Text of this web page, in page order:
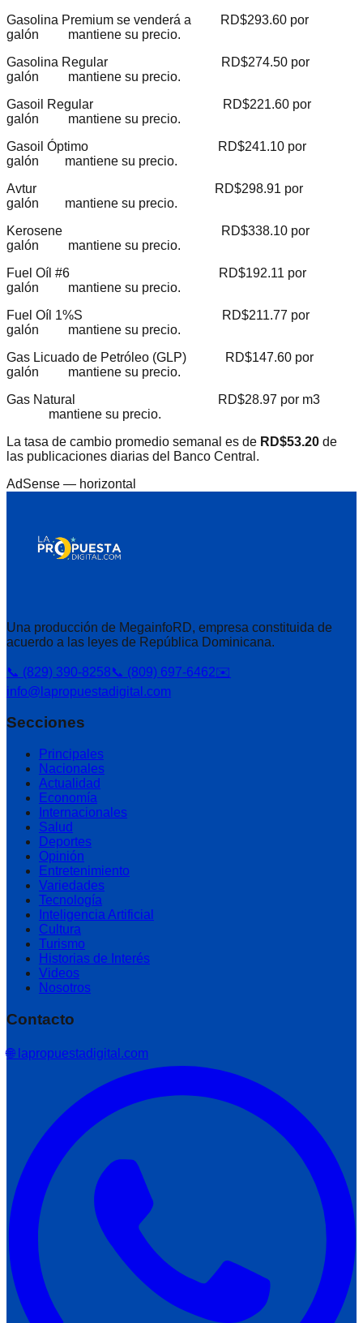
Gasolina Premium se venderá a RD$293.60 por
galón mantiene su precio.
Gasolina Regular RD$274.50 por
galón mantiene su precio.
Gasoil Regular RD$221.60 por
galón mantiene su precio.
Gasoil Óptimo RD$241.10 por
galón mantiene su precio.
Avtur RD$298.91 por
galón mantiene su precio.
Kerosene RD$338.10 por
galón mantiene su precio.
Fuel Oíl #6 RD$192.11 por
galón
mantiene su precio.
Fuel Oíl 1%S RD$211.77 por
galón mantiene su precio.
Gas Licuado de Petróleo (GLP) RD$147.60 por
galón mantiene su precio.
Gas Natural RD$28.97 por m3
mantiene su precio.
La tasa de cambio promedio semanal es de RD$53.20 de
las publicaciones diarias del Banco Central.
AdSense — horizontal
Una producción de MegainfoRD, empresa constituida de
acuerdo a las leyes de República Dominicana.
📞 (829) 390-8258📞 (809) 697-6462✉️
info@lapropuestadigital.com
Secciones
Principales
Nacionales
Actualidad
Economía
Internacionales
Salud
Deportes
Opinión
Entretenimiento
Variedades
Tecnología
Inteligencia Artificial
Cultura
Turismo
Historias de Interés
Videos
Nosotros
Contacto
🌐 lapropuestadigital.com